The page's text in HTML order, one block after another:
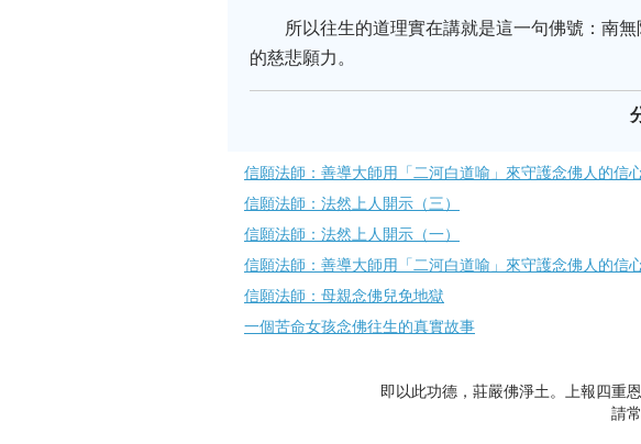
所以往生的道理實在講就是這一句佛號：南
的慈悲願力。
信願法師：善導大師用「二河白道喻」來守護念佛人的信
信願法師：法然上人開示（三）
信願法師：法然上人開示（一）
信願法師：善導大師用「二河白道喻」來守護念佛人的信
信願法師：母親念佛兒免地獄
一個苦命女孩念佛往生的真實故事
即以此功德，莊嚴佛淨土。上報四重
請